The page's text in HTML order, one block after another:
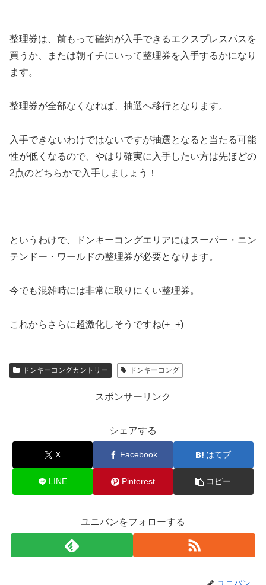
整理券は、前もって確約が入手できるエクスプレスパスを
買うか、または朝イチにいって整理券を入手するかになり
ます。
整理券が全部なくなれば、抽選へ移行となります。
入手できないわけではないですが抽選となると当たる可能
性が低くなるので、やはり確実に入手したい方は先ほどの
2点のどちらかで入手しましょう！
というわけで、ドンキーコングエリアにはスーパー・ニン
テンドー・ワールドの整理券が必要となります。
今でも混雑時には非常に取りにくい整理券。
これからさらに超激化しそうですね(+_+)
ドンキーコングカントリー ドンキーコング
スポンサーリンク
シェアする
X Facebook はてブ
LINE Pinterest コピー
ユニバンをフォローする